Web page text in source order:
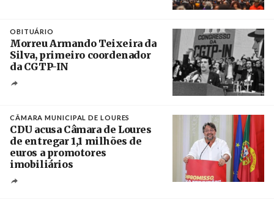
OBITUÁRIO
Morreu Armando Teixeira da
Silva, primeiro coordenador
da CGTP-IN
CÂMARA MUNICIPAL DE LOURES
CDU acusa Câmara de Loures
de entregar 1,1 milhões de
euros a promotores
imobiliários